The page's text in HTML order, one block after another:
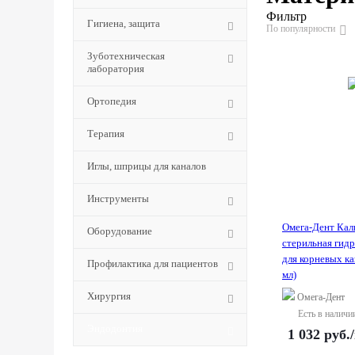
Гигиена, защита
Зуботехническая
лаборатория
Ортопедия
Терапия
Иглы, шприцы для каналов
Инструменты
Оборудование
Профилактика для пациентов
Хирургия
Фильтр
По популярности
Омега-Дент
стерильная
для корневых
мл)
Омега-Дент
Есть в
1 032 руб.